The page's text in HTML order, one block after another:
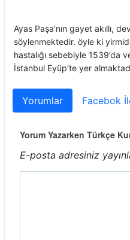
Ayas Paşa’nın gayet akıllı,
söylenmektedir. öyle ki
hastalığı sebebiyle 1539’da
İstanbul Eyüp’te yer
Yorumlar Facebok
Yorum Yazarken Türkçe
E-posta adresiniz